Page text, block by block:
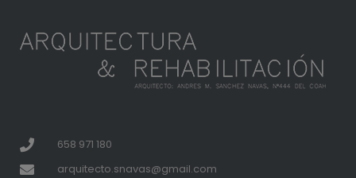
658 971 180
arquitecto.snavas@gmail.com